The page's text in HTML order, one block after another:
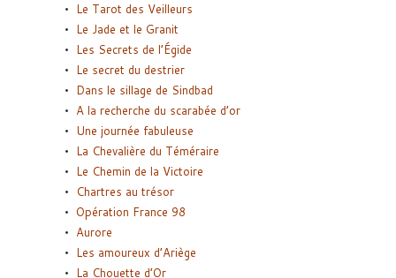
Le Tarot des Veilleurs
Le Jade et le Granit
Les Secrets de l’Égide
Le secret du destrier
Dans le sillage de Sindbad
A la recherche du scarabée d’or
Une journée fabuleuse
La Chevalière du Téméraire
Le Chemin de la Victoire
Chartres au trésor
Opération France 98
Aurore
Les amoureux d’Ariège
La Chouette d’Or